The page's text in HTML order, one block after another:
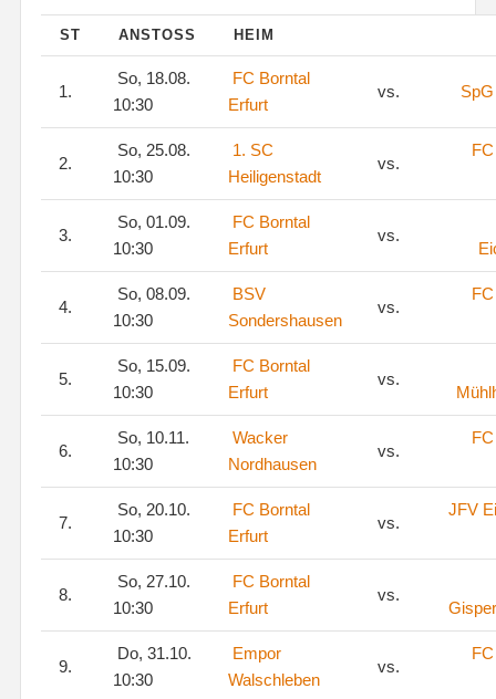
ST ANSTOSS HEIM
1.
So, 18.08.
10:30
FC Borntal
Erfurt
vs.
2.
So, 25.08.
10:30
1. SC
Heiligenstadt
vs.
3.
So, 01.09.
10:30
FC Borntal
Erfurt
vs.
4.
So, 08.09.
10:30
BSV
Sondershausen
vs.
5.
So, 15.09.
10:30
FC Borntal
Erfurt
vs.
6.
So, 10.11.
10:30
Wacker
Nordhausen
vs.
7.
So, 20.10.
10:30
FC Borntal
Erfurt
vs.
JFV
8.
So, 27.10.
10:30
FC Borntal
Erfurt
vs.
9.
Do, 31.10.
10:30
Empor
Walschleben
vs.